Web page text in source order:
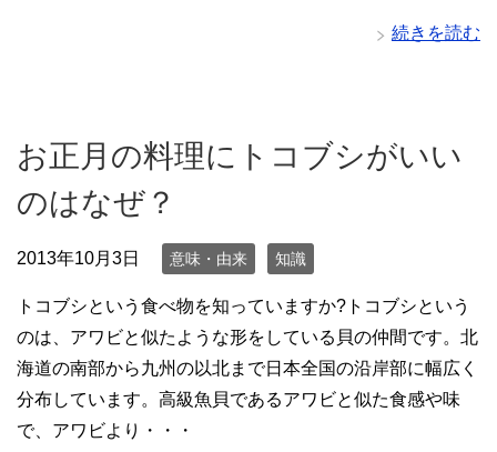
続きを読む
お正月の料理にトコブシがいい
のはなぜ？
2013年10月3日 意味・由来 知識
トコブシという食べ物を知っていますか?トコブシという
のは、アワビと似たような形をしている貝の仲間です。北
海道の南部から九州の以北まで日本全国の沿岸部に幅広く
分布しています。高級魚貝であるアワビと似た食感や味
で、アワビより・・・